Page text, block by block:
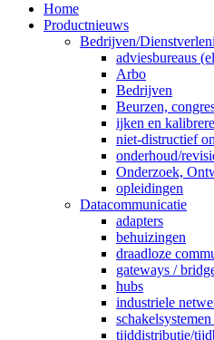
Home
Productnieuws
Bedrijven/
adviesbureaus
Arbo
Bedrijven
Beurzen,
ijken en
niet-distructief
onderhoud/
Onderzoek,
opleidingen
Datacommunicatie
adapters
behuizingen
draadloze
gateways /
hubs
industriele
tijddistributie/